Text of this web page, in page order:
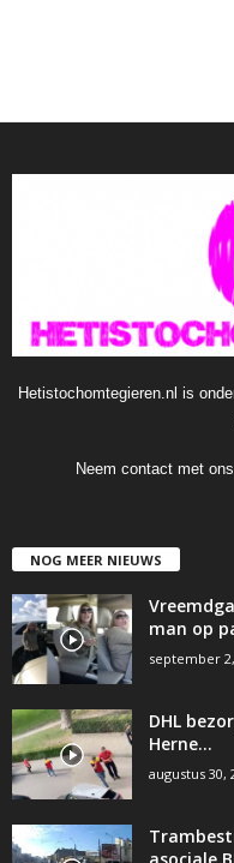
Hetistochomtegieren.nl is
Neem contact met
NOG MEER NIEUWS
man op
september
DHL
Herne…
augustus 30,